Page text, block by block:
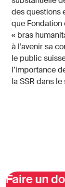
des questions
que Fondation
« bras
à l’avenir sa
le public
l’importance
la SSR dans
Faire un